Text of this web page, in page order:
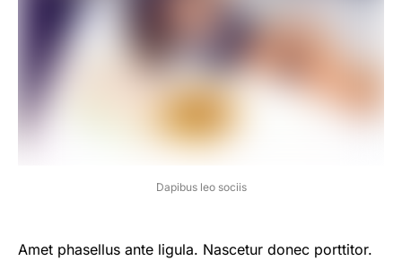
Dapibus leo sociis
Amet phasellus ante ligula. Nascetur donec porttitor.